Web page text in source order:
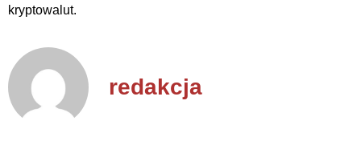
kryptowalut.
redakcja